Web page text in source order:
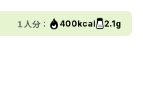
１人分： 400kcal 2.1g